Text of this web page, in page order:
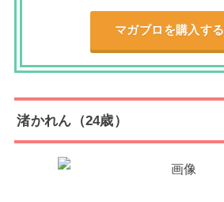
マガブロを購入する
渚かれん （24歳）